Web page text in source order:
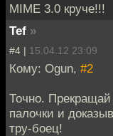
MIME 3.0 круче!!!
Tef »
#4 | 15.04.12 23:09
Кому: Ogun, #2
Точно. Прекращай
палочки и
тру-боец!